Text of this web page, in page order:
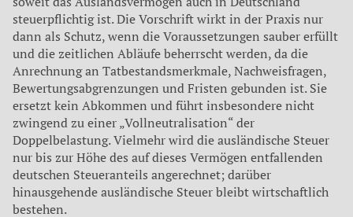
steuerpflichtig ist. Die Vorschrift wirkt in der Praxis nur
dann als Schutz, wenn die Voraussetzungen sauber erfüllt
und die zeitlichen Abläufe beherrscht werden, da die
Anrechnung an Tatbestandsmerkmale, Nachweisfragen,
Bewertungsabgrenzungen und Fristen gebunden ist. Sie
ersetzt kein Abkommen und führt insbesondere nicht
zwingend zu einer „Vollneutralisation“ der
Doppelbelastung. Vielmehr wird die ausländische Steuer
nur bis zur Höhe des auf dieses Vermögen entfallenden
deutschen Steueranteils angerechnet; darüber
hinausgehende ausländische Steuer bleibt wirtschaftlich
bestehen.